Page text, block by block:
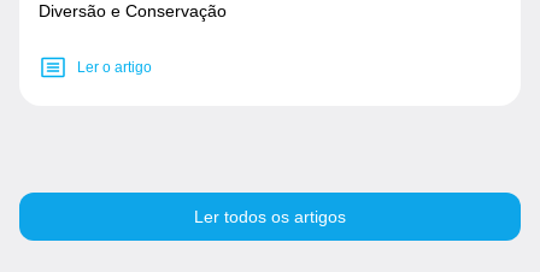
Diversão e Conservação
Ler o artigo
Ler todos os artigos